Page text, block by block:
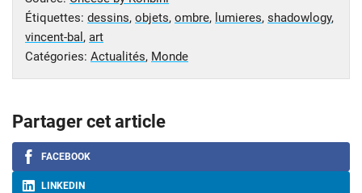
Étiquettes: dessins, objets, ombre, lumieres, shadowlogy,
vincent-bal , art
Catégories: Actualités, Monde
Partager cet article
FACEBOOK
LINKEDIN